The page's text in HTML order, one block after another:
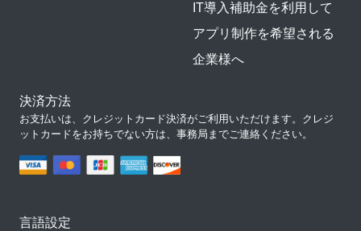
IT導入補助金を利用して
アプリ制作を希望される
企業様へ
決済方法
お支払いは、クレジットカード決済がご利用いただけます。クレジ
ットカードをお持ちでない方は、事務局までご連絡ください。
言語設定